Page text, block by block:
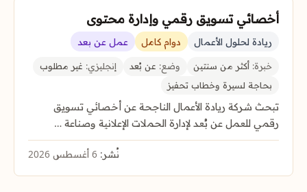
أخصائي تسويق رقمي وإدارة محتوى
ريادة لحلول الأعمال دوام كامل عمل عن بعد
خبرة: أكثر من سنتين وضع: عن بُعد إنجليزي: غير مطلوب
بحاجة لسيرة وخطاب تحفيز
تبحث شركة ريادة الأعمال الناجحة عن أخصائي تسويق
رقمي للعمل عن بُعد لإدارة الحملات الإعلانية وصناعة …
نُشر: